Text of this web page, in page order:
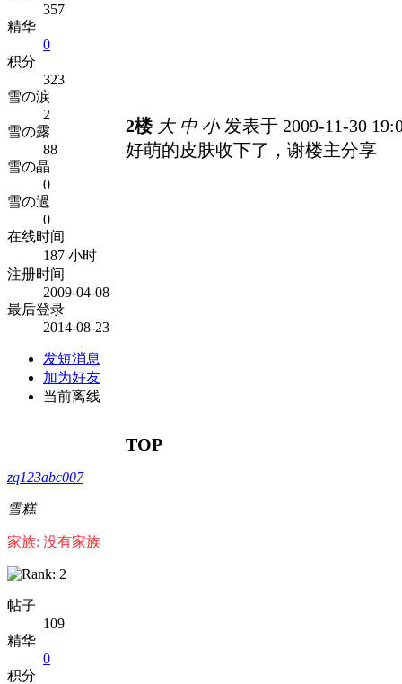
357
精华
0
积分
323
雪の涙
2
雪の露
88
雪の晶
0
雪の過
0
在线时间
187 小时
注册时间
2009-04-08
最后登录
2014-08-23
发短消息
加为好友
当前离线
2楼 大 中 小 发表于 2009-11-30
好萌的皮肤收下了，谢楼主分享
TOP
zq123abc007
雪糕
家族: 没有家族
帖子
109
精华
0
积分